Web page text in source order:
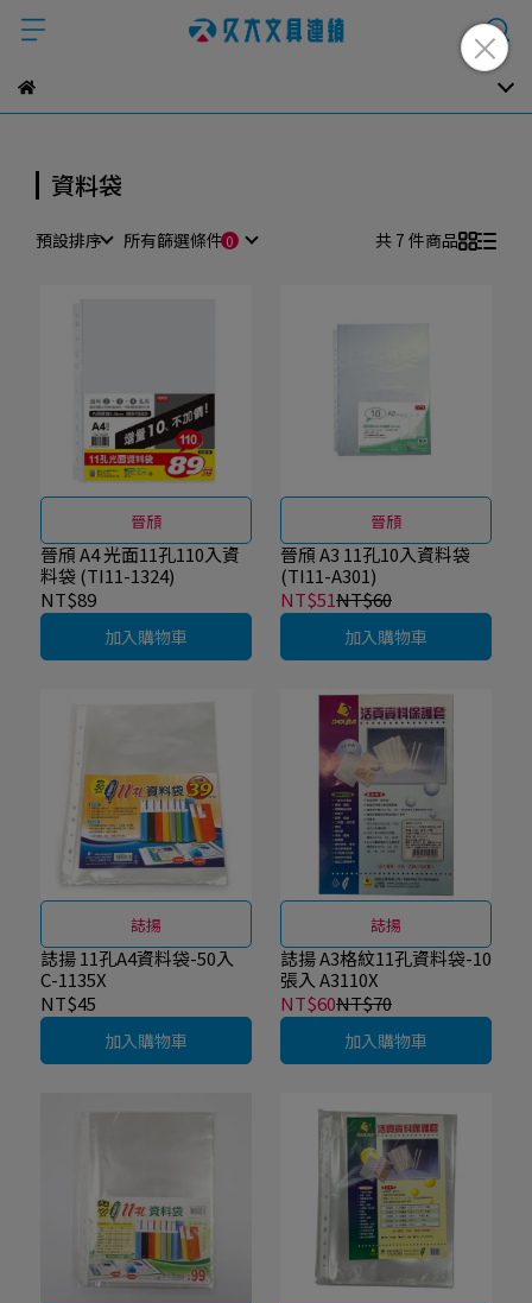
資料袋
預設排序 所有篩選條件 共 7 件商品
晉頎
晉頎 A4 光面11孔110入資
料袋 (TI11-1324)
NT$89
加入購物車
晉頎
晉頎 A3 11孔10入資料袋
(TI11-A301)
NT$51NT$60
加入購物車
誌揚
誌揚 11孔A4資料袋-50入
C-1135X
NT$45
加入購物車
誌揚
誌揚 A3格紋11孔資料袋-10
張入 A3110X
NT$60NT$70
加入購物車